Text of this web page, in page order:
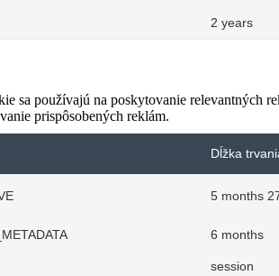
2 years
sa používajú na poskytovanie relevantných
prispôsobených reklám.
Dĺžka
5 months
6 months
session